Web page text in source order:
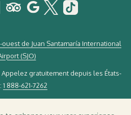
de Juan Santamaría International
(SJO)
Appelez gratuitement depuis les États-
1 888-621-7262